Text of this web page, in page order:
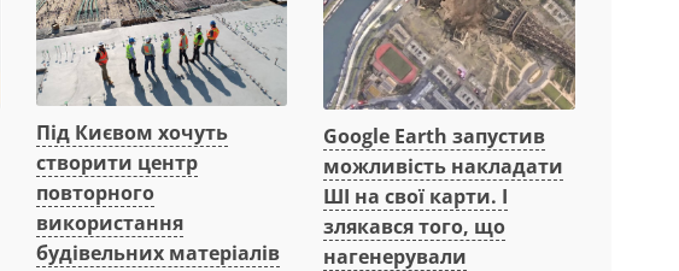
Під Києвом хочуть
створити центр
повторного
використання
будівельних матеріалів
Google Earth запустив
можливість накладати
ШІ на свої карти. І
злякався того, що
нагенерували